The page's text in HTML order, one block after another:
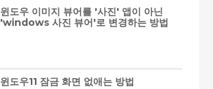
윈도우 이미지 뷰어를 '사진' 앱이 아닌
'windows 사진 뷰어'로 변경하는 방법
윈도우11 잠금 화면 없애는 방법